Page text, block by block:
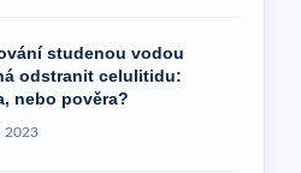
studenou vodou
odstranit celulitidu:
nebo pověra?
2023